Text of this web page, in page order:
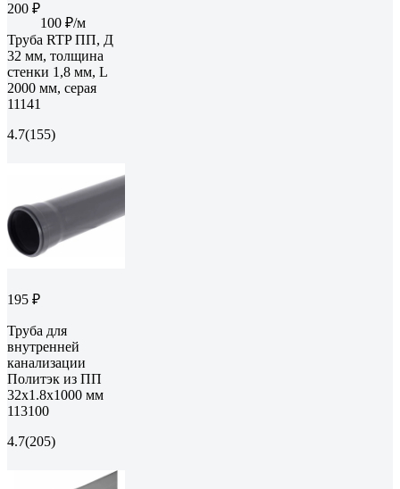
200 ₽
100 ₽/м
Труба RTP ПП, Д
32 мм, толщина
стенки 1,8 мм, L
2000 мм, серая
11141
4.7(155)
195 ₽
Труба для
внутренней
канализации
Политэк из ПП
32х1.8х1000 мм
113100
4.7(205)